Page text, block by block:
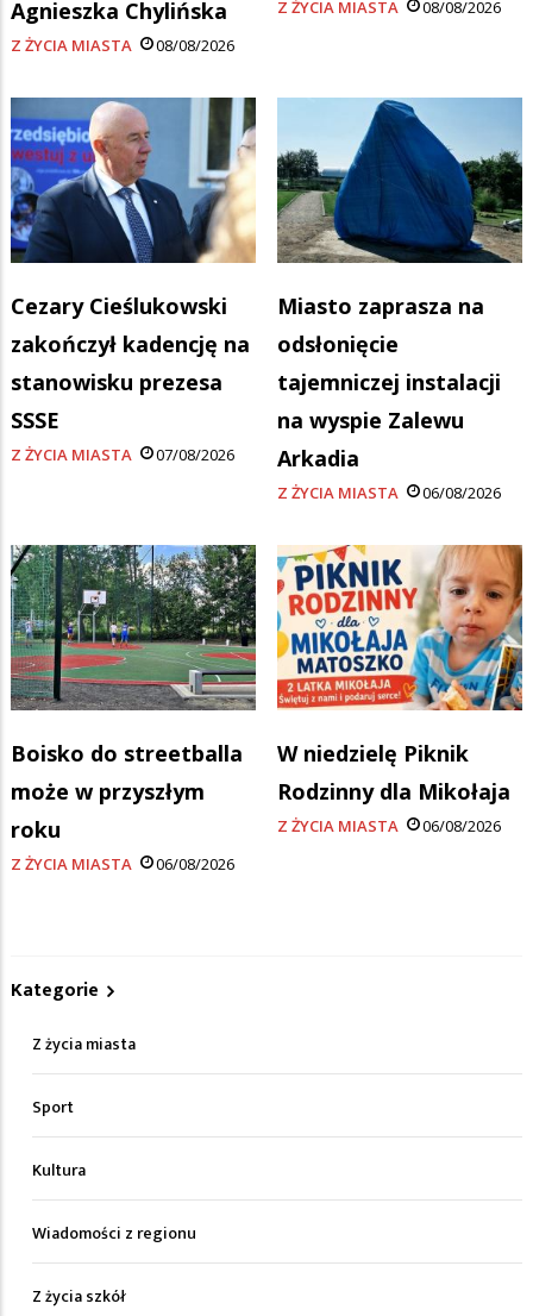
Agnieszka Chylińska
Z ŻYCIA MIASTA 08/08/2026
Z ŻYCIA MIASTA 08/08/2026
Cezary Cieślukowski
zakończył kadencję na
stanowisku prezesa
SSSE
Z ŻYCIA MIASTA 07/08/2026
Miasto zaprasza na
odsłonięcie
tajemniczej instalacji
na wyspie Zalewu
Arkadia
Z ŻYCIA MIASTA 06/08/2026
Boisko do streetballa
może w przyszłym
roku
Z ŻYCIA MIASTA 06/08/2026
W niedzielę Piknik
Rodzinny dla Mikołaja
Z ŻYCIA MIASTA 06/08/2026
Kategorie
Z życia miasta
Sport
Kultura
Wiadomości z regionu
Z życia szkół